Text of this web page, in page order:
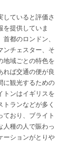
していると評価さ
を提供していま
都のロンドン、
ンチェスター、そ
地域ごとの特色を
ば交通の便が良
に観光するための
ンはイギリスを
ランなどが多く
ており、ブライト
人種の人で賑わっ
ーションがとりや